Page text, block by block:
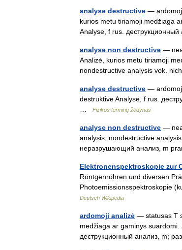
analyse destructive —
kurios metu tiriamoji medžiaga
Analyse, f rus.
analyse non destructive —
Analizė, kurios metu tiriamoji
nondestructive analysis vok.
analyse destructive —
destruktive Analyse, f rus.
Fizikos terminų žodynas
analyse non destructive —
analysis; nondestructive
неразрушающий анализ, m
Elektronenspektroskopie zur
Röntgenröhren und diversen
Photoemissionsspektroskopie
Deutsch Wikipedia
ardomoji analizė — statusas T
medžiaga ar gaminys
деструкционный анализ, m;